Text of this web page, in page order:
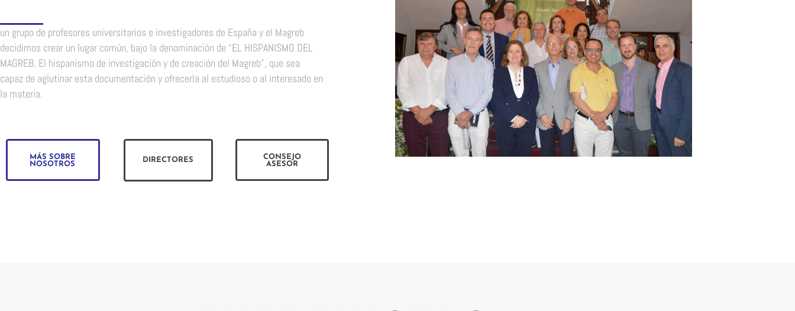
un grupo de profesores universitarios e investigadores de España y el Magreb
decidimos crear un lugar común, bajo la denominación de “EL HISPANISMO DEL
MAGREB. El hispanismo de investigación y de creación del Magreb”, que sea
capaz de aglutinar esta documentación y ofrecerla al estudioso o al interesado en
la materia.
MÁS SOBRE
NOSOTROS
DIRECTORES
CONSEJO
ASESOR